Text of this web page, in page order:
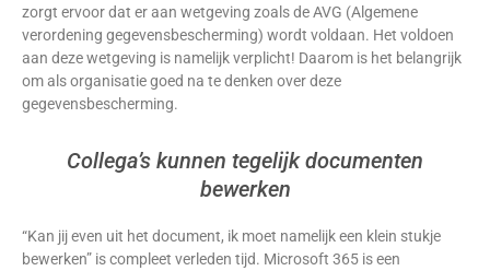
zorgt ervoor dat er aan wetgeving zoals de AVG (Algemene
verordening gegevensbescherming) wordt voldaan. Het voldoen
aan deze wetgeving is namelijk verplicht! Daarom is het belangrijk
om als organisatie goed na te denken over deze
gegevensbescherming.
Collega’s kunnen tegelijk documenten
bewerken
“Kan jij even uit het document, ik moet namelijk een klein stukje
bewerken” is compleet verleden tijd. Microsoft 365 is een